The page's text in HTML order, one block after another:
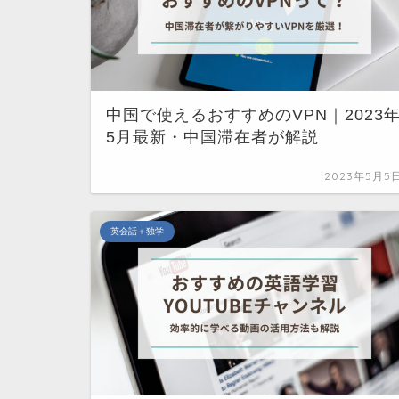
中国で使えるおすすめのVPN｜2023
5月最新・中国滞在者が解説
2023年5月5
英会話＋独学